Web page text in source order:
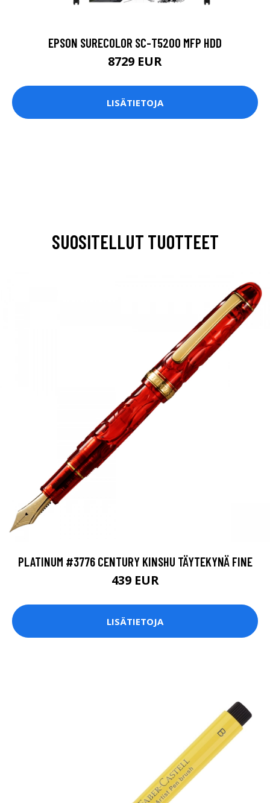
EPSON SURECOLOR SC-T5200 MFP HDD
8729 EUR
LISÄTIETOJA
SUOSITELLUT TUOTTEET
PLATINUM #3776 CENTURY KINSHU TÄYTEKYNÄ FINE
439 EUR
LISÄTIETOJA